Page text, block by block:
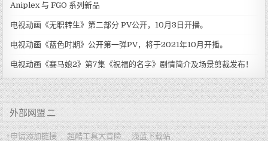
Aniplex 与 FGO 系列新品
电视动画《无职转生》第二部分 PV公开，10月3日开播。
电视动画《蓝色时期》公开第一弹PV，将于2021年10月开播。
电视动画《赛马娘2》第7集《祝福的名字》剧情简介及场景剪裁发布！
外部网盟 二
+申请添加链接 超酷工具大冒险 浅蓝下载站